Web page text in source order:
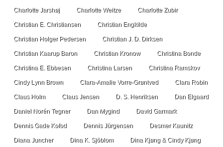
Charlotte Jarshøj Charlotte Weitze Charlotte Zubir
Christian E. Christiansen Christian Engkilde
Christian Holger Pedersen Christian J. D. Dirksen
Christian Kaarup Baron Christian Kronow Christina Bonde
Christina E. Ebbesen Christina Larsen Christina Ramskov
Cindy Lynn Brown Clara-Amalie Vorre-Grøntved Clara Robin
Claus Holm Claus Jensen D. S. Henriksen Dan Elgaard
Daniel Norén Tegner Dan Mygind David Garmark
Dennis Gade Kofod Dennis Jürgensen Desmer Kaunitz
Diana Juncher Dina K. Sjöblom Dina Kjøng & Cindy Kjøng